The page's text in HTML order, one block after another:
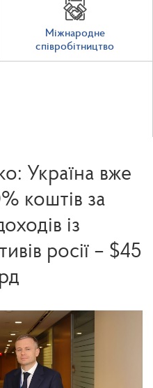
Міжнародне
співробітництво
Україна вже
коштів за
із
росії – $45